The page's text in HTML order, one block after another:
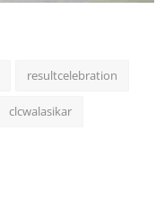
resultcelebration
clcwalasikar